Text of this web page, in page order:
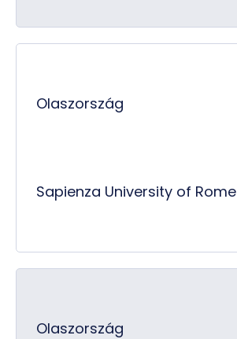
Olaszország
Sapienza University of Rome
Olaszország